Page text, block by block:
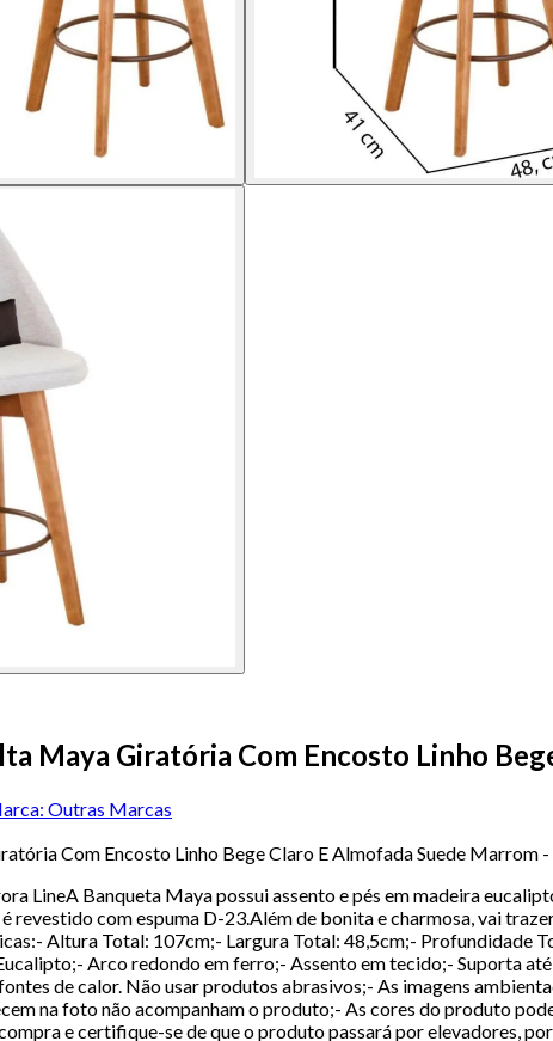
Maya Giratória Com Encosto Linho
Outras Marcas
Com Encosto Linho Bege Claro E Almofada Suede Marrom
LineA Banqueta Maya possui assento e pés em madeira
revestido com espuma D-23.Além de bonita e charmosa, vai
Altura Total: 107cm;- Largura Total: 48,5cm;- Profundidade
Arco redondo em ferro;- Assento em tecido;- Suporta
de calor. Não usar produtos abrasivos;- As imagens
na foto não acompanham o produto;- As cores do produto
e certifique-se de que o produto passará por elevadores,